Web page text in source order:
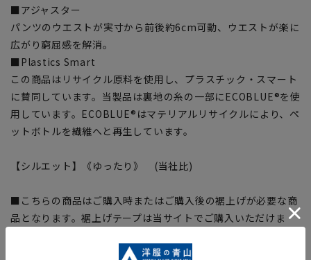
■アジャスター
パンツのウエストが実寸から前後約6cm可動、ウエストが楽に
広がり窮屈感を解消。
■Plastics Smart
この商品はリサイクル原料を使用し、プラスチック・スマート
に賛同しています。当製品は裏地の糸の一部にECOBLUE®を使
用しています。ECOBLUE®はマテリアルリサイクルにより、ペ
ットボトルを繊維へと再生しています。
【シルエット】《ゆったり》 (当社比)
■こちらの商品はご購入時またはご購入後の裾上げが必要な商
品となります。裾上げテープは当サイトでご購入いただけま
SUSOTAPE010